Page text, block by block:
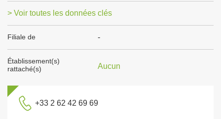
> Voir toutes les données clés
Filiale de -
Établissement(s)
rattaché(s)
Aucun
+33 2 62 42 69 69